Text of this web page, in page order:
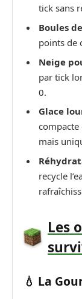
tick sans
Boules
points de
Neige
par tick
0.
Glace
compacte
mais
recycle
Les
💧 La